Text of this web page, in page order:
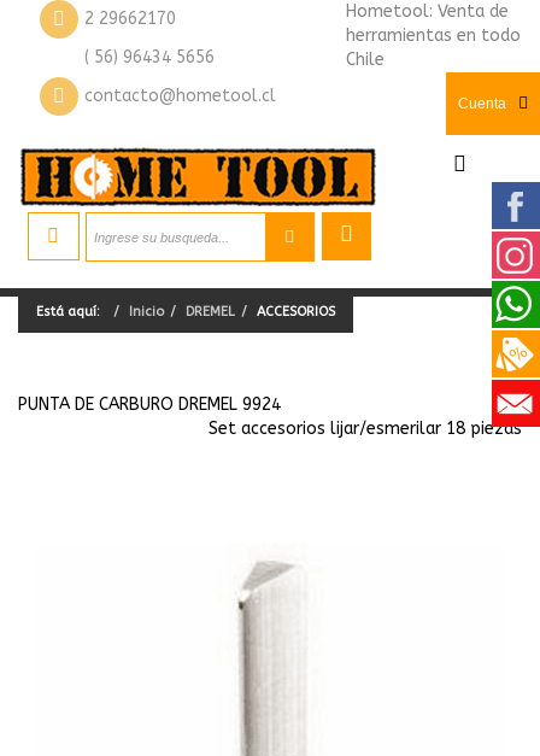
2 29662170
( 56) 96434 5656
contacto@hometool.cl
Hometool: Venta de
herramientas en todo
Chile
Cuenta
Está aquí: Inicio DREMEL ACCESORIOS
PUNTA DE CARBURO DREMEL 9924
Set accesorios lijar/esmerilar 18 piezas